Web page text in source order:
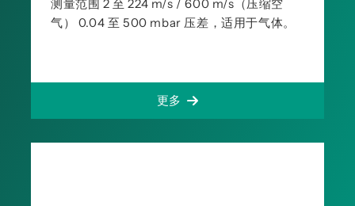
测量范围 2 至 224 m/s / 600 m/s（压缩空
气） 0.04 至 500 mbar 压差，适用于气体。
更多